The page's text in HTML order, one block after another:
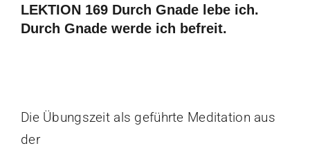
LEKTION 169 Durch Gnade lebe ich.
Durch Gnade werde ich befreit.
Die Übungszeit als geführte Meditation aus
der